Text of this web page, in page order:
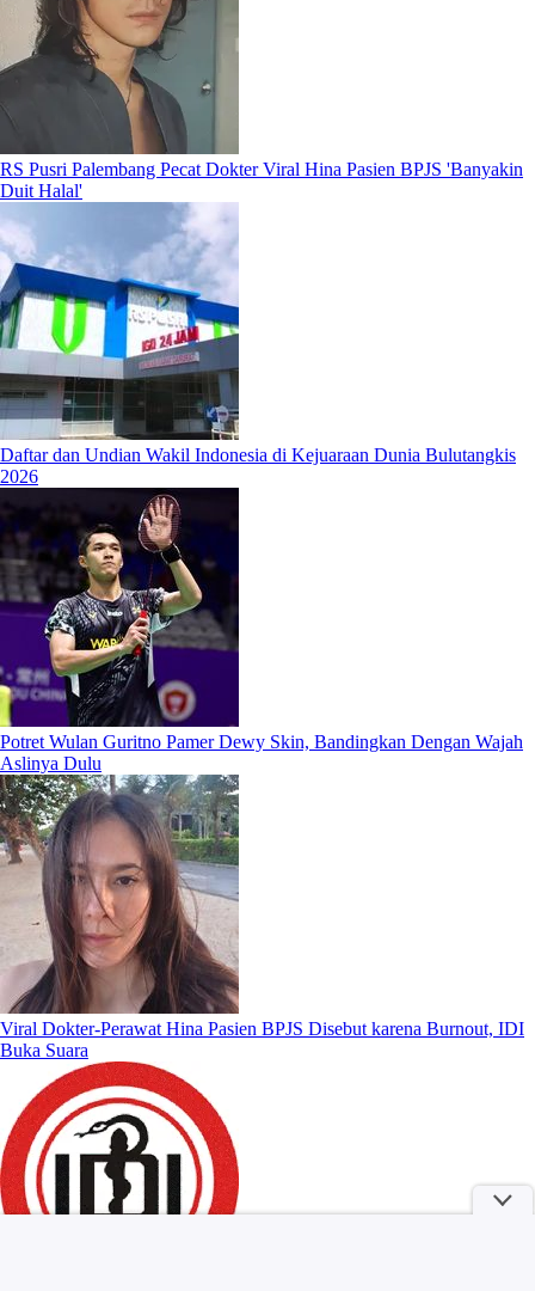
RS Pusri Palembang Pecat Dokter Viral Hina Pasien BPJS 'Banyakin
Duit Halal'
Daftar dan Undian Wakil Indonesia di Kejuaraan Dunia Bulutangkis
2026
Potret Wulan Guritno Pamer Dewy Skin, Bandingkan Dengan Wajah
Aslinya Dulu
Viral Dokter-Perawat Hina Pasien BPJS Disebut karena Burnout, IDI
Buka Suara